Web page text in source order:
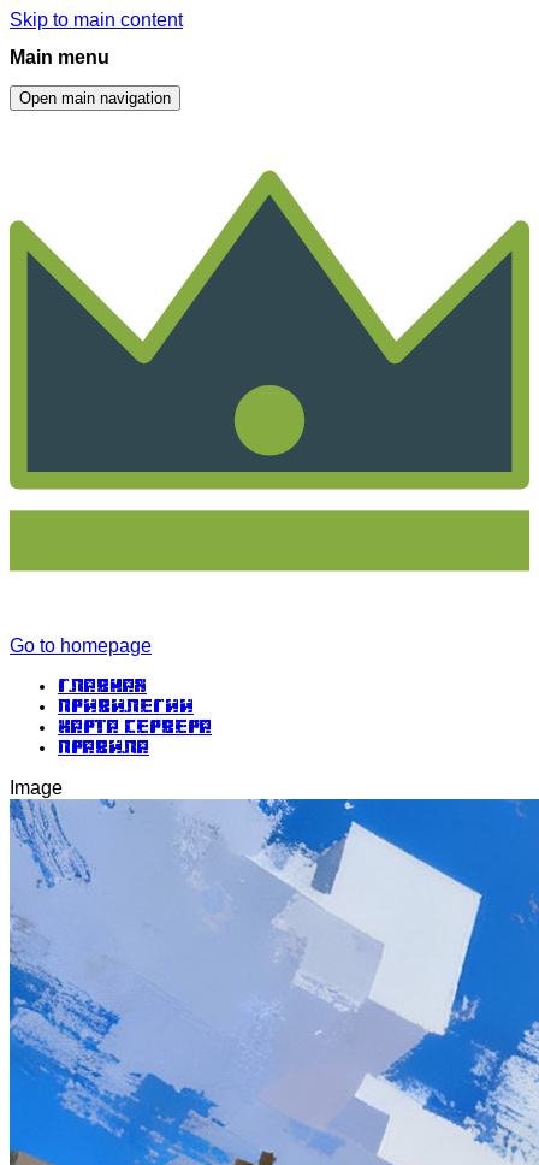
Skip to main content
Main menu
Open main navigation
Go to homepage
Главная
Привилегии
Карта сервера
Правила
Image